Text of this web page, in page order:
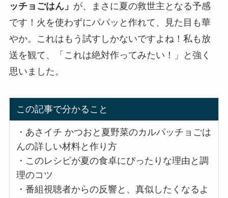
ッチョごはん」 が、まさに夏の救世主となる予感
です！火を使わずにパパッと作れて、見た目も華
やか。これはもう試すしかないですよね！私も放
送を観て、「これは絶対作ってみたい！」と強く
思いました。
この記事で分かること
・あさイチ かつおと夏野菜のカルパッチョごは
んの詳しい材料と作り方
・このレシピが夏の食卓にぴったりな理由と調
理のコツ
・番組視聴者からの反響と、真似したくなるよ